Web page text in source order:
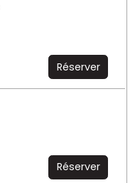
Réserver
Réserver